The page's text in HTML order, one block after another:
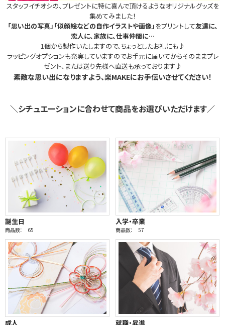
スタッフイチオシの、プレゼントに特に喜んで頂けるようなオリジナルグッズを
集めてみました！
「思い出の写真」「似顔絵などの自作イラストや画像」 をプリントして友達に、
恋人に、家族に、仕事仲間に…
1個から製作いたしますので、ちょっとしたお礼にも♪
ラッピングオプションも充実していますのでお手元に届いてからそのままプレ
ゼント、または送り先様へ直送も承っております♪
素敵な思い出になりますよう、楽MAKEにお手伝いさせてください！
＼シチュエーションに合わせて商品をお選びいただけます／
誕生日
商品数： 65
入学・卒業
商品数： 57
成人 就職・昇進